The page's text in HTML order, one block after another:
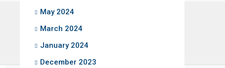
May 2024
March 2024
January 2024
December 2023